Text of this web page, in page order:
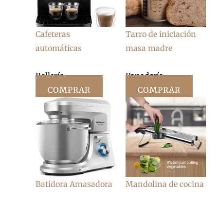
Cafeteras
automáticas
Bollería
COMPRAR
Tarro de iniciación
masa madre
Panadería
COMPRAR
Batidora Amasadora Mandolina de cocina